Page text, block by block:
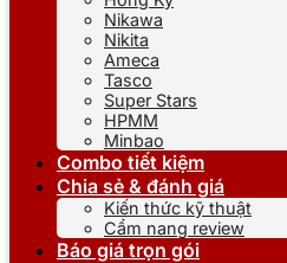
Nikawa
Nikita
Ameca
Tasco
Super Stars
HPMM
Minbao
Combo tiết kiệm
Chia sẻ & đánh giá
Kiến thức kỹ thuật
Cẩm nang review
Báo giá trọn gói